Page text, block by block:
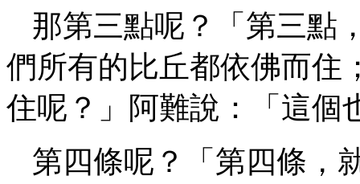
那第三點呢？「第三點
們所有的比丘都依佛而住
住呢？」阿難說：「這個
第四條呢？「第四條，